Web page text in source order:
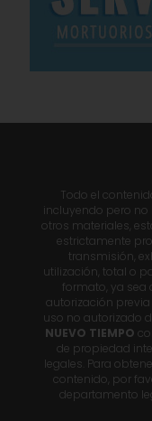
Todo el
incluyendo pero no
otros materiales,
estrictamente
transmisión,
utilización, total o
formato, ya sea
autorización
uso no autorizado
NUEVO TIEMPO
de propiedad
legales. Para
contenido, por
departamento